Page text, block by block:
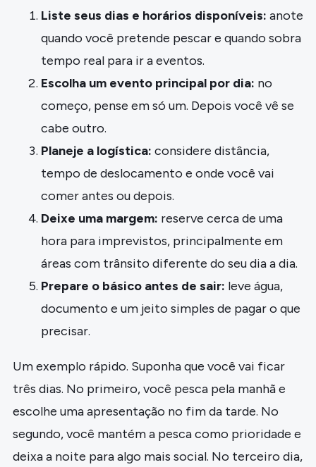
Liste seus dias e horários disponíveis: anote
quando você pretende pescar e quando sobra
tempo real para ir a eventos.
Escolha um evento principal por dia: no
começo, pense em só um. Depois você vê se
cabe outro.
Planeje a logística: considere distância,
tempo de deslocamento e onde você vai
comer antes ou depois.
Deixe uma margem: reserve cerca de uma
hora para imprevistos, principalmente em
áreas com trânsito diferente do seu dia a dia.
Prepare o básico antes de sair: leve água,
documento e um jeito simples de pagar o que
precisar.
Um exemplo rápido. Suponha que você vai ficar
três dias. No primeiro, você pesca pela manhã e
escolhe uma apresentação no fim da tarde. No
segundo, você mantém a pesca como prioridade e
deixa a noite para algo mais social. No terceiro dia,